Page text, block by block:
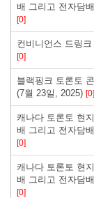
배 그리고 전자담
[0]
컨비니언스 드링
[0]
블랙핑크 토론토
(7월 23일, 2025) [0]
캐나다 토론토 현
배 그리고 전자담
[0]
캐나다 토론토 현
배 그리고 전자담
[0]